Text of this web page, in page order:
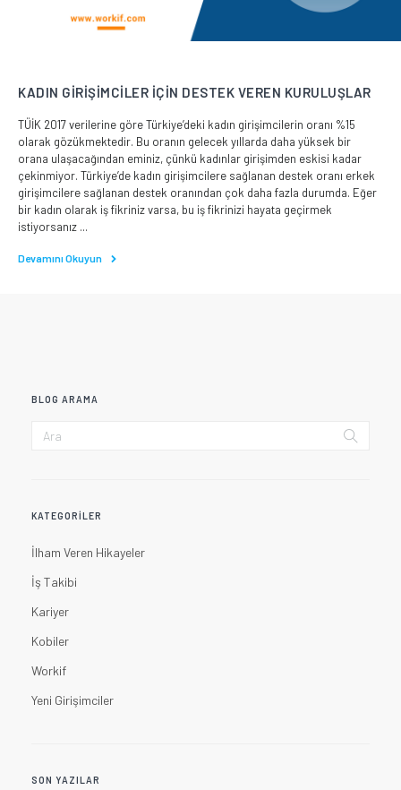
KADIN GİRİŞİMCİLER İÇİN DESTEK VEREN KURULUŞLAR
TÜİK 2017 verilerine göre Türkiye’deki kadın girişimcilerin oranı %15
olarak gözükmektedir. Bu oranın gelecek yıllarda daha yüksek bir
orana ulaşacağından eminiz, çünkü kadınlar girişimden eskisi kadar
çekinmiyor. Türkiye’de kadın girişimcilere sağlanan destek oranı erkek
girişimcilere sağlanan destek oranından çok daha fazla durumda. Eğer
bir kadın olarak iş fikriniz varsa, bu iş fikrinizi hayata geçirmek
istiyorsanız ...
Devamını Okuyun
BLOG ARAMA
KATEGORILER
İlham Veren Hikayeler
İş Takibi
Kariyer
Kobiler
Workif
Yeni Girişimciler
SON YAZILAR